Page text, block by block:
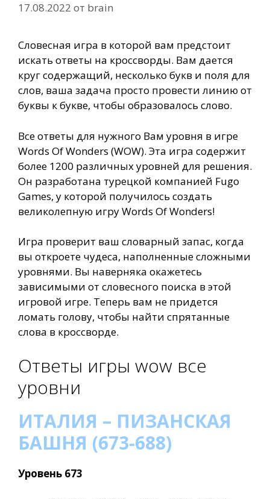
17.08.2022 от brain
Словесная игра в которой вам предстоит
искать ответы на кроссворды. Вам дается
круг содержащий, несколько букв и поля для
слов, ваша задача просто провести линию от
буквы к букве, чтобы образовалось слово.
Все ответы для нужного Вам уровня в игре
Words Of Wonders (WOW). Эта игра содержит
более 1200 различных уровней для решения.
Он разработана турецкой компанией Fugo
Games, у которой получилось создать
великолепную игру Words Of Wonders!
Игра проверит ваш словарный запас, когда
вы откроете чудеса, наполненные сложными
уровнями. Вы наверняка окажетесь
зависимыми от словесного поиска в этой
игровой игре. Теперь вам не придется
ломать голову, чтобы найти спрятанные
слова в кроссворде.
Ответы игры wow все
уровни
ИТАЛИЯ – ПИЗАНСКАЯ
БАШНЯ (673-688)
Уровень 673